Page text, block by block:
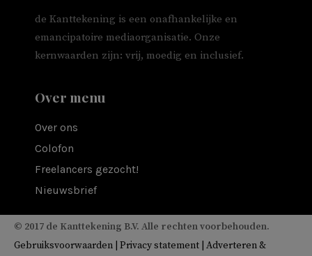
de Kanttekening is een onafhankelijke en
emancipatoire mediaorganisatie. Onze
kernwaarden zijn: vrij, moedig en inclusief.
Over menu
Over ons
Colofon
Freelancers gezocht!
Nieuwsbrief
© 2017 de Kanttekening B.V. Alle rechten voorbehouden.
Gebruiksvoorwaarden Privacy statement Adverteren &